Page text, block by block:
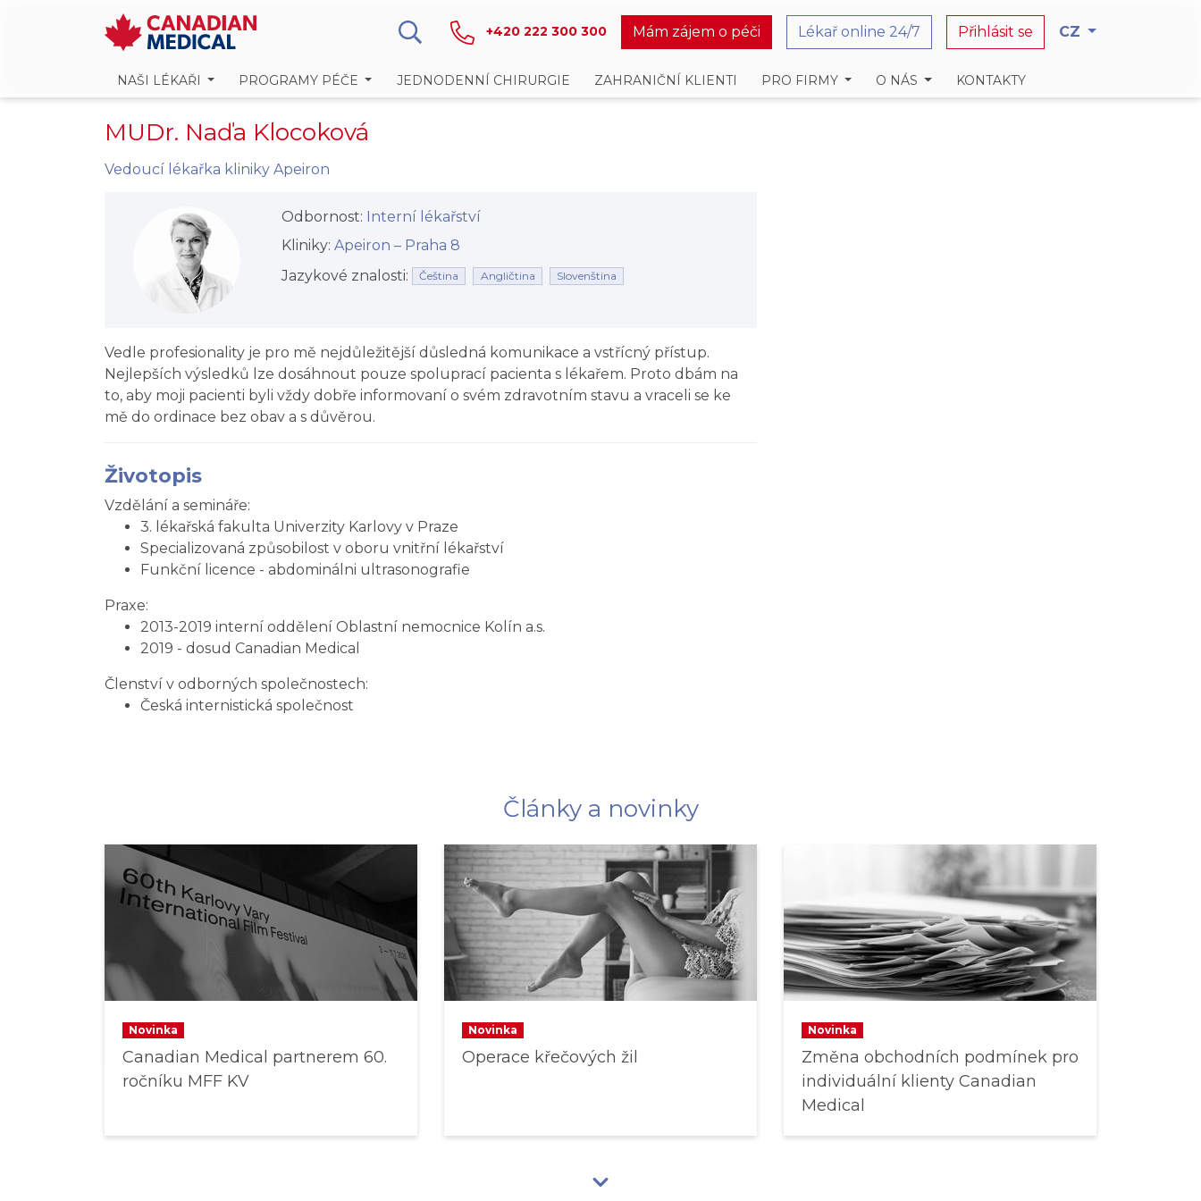
+420 222 300 300 Mám zájem o péči Lékař online 24/7 Přihlásit se CZ
NAŠI LÉKAŘI PROGRAMY PÉČE JEDNODENNÍ CHIRURGIE ZAHRANIČNÍ KLIENTI PRO FIRMY O NÁS KONTAKTY
MUDr. Naďa Klocoková
Vedoucí lékařka kliniky Apeiron
Odbornost: Interní lékařství
Kliniky: Apeiron –⁠⁠⁠⁠⁠⁠ Praha 8
Jazykové znalosti:
Čeština Angličtina Slovenština
Vedle profesionality je pro mě nejdůležitější důsledná komunikace a vstřícný přístup.
Nejlepších výsledků lze dosáhnout pouze spoluprací pacienta s lékařem. Proto dbám na
to, aby moji pacienti byli vždy dobře informovaní o svém zdravotním stavu a vraceli se ke
mě do ordinace bez obav a s důvěrou.
Životopis
Vzdělání a semináře:
3. lékařská fakulta Univerzity Karlovy v Praze
Specializovaná způsobilost v oboru vnitřní lékařství
Funkční licence - abdominálni ultrasonografie
Praxe:
2013-2019 interní oddělení Oblastní nemocnice Kolín a.s.
2019 - dosud Canadian Medical
Členství v odborných společnostech:
Česká internistická společnost
Články a novinky
Novinka
Canadian Medical partnerem 60.
ročníku MFF KV
Novinka
Operace křečových žil
Novinka
Změna obchodních podmínek pro
individuální klienty Canadian
Medical